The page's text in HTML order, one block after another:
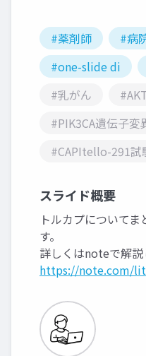
#薬剤師
#病
#one-slide di
#乳がん
#PIK3CA遺伝子変
#CAPItello-291試
スライド概要
トルカプについて
す。
詳しくはnoteで解
https://note.com/